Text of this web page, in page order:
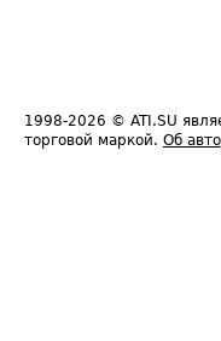
1998-2026 © ATI.SU
торговой маркой. Об